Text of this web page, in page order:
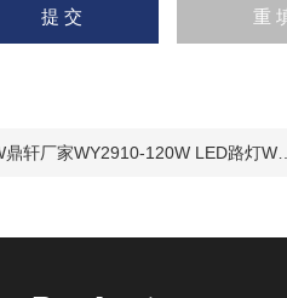
轩厂家WY2910-120W LED路灯WY2910